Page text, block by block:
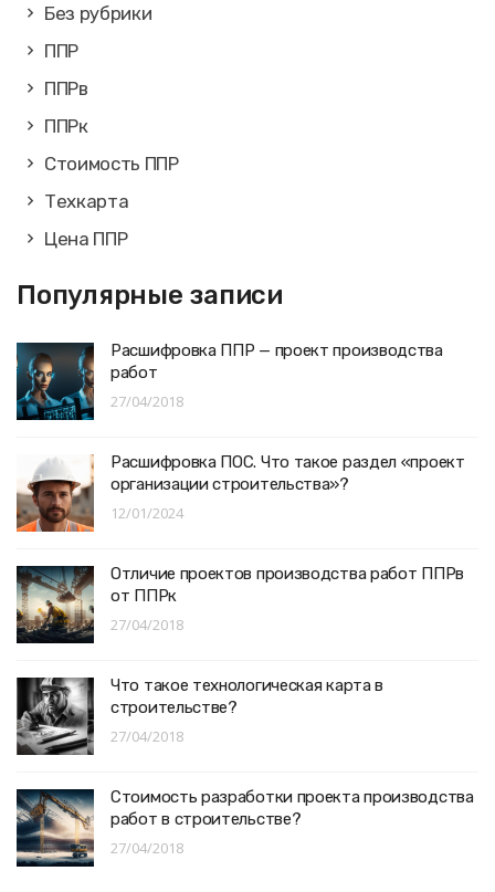
Без рубрики
ППР
ППРв
ППРк
Стоимость ППР
Техкарта
Цена ППР
Популярные записи
Расшифровка ППР — проект производства
работ
27/04/2018
Расшифровка ПОС. Что такое раздел «проект
организации строительства»?
12/01/2024
Отличие проектов производства работ ППРв
от ППРк
27/04/2018
Что такое технологическая карта в
строительстве?
27/04/2018
Стоимость разработки проекта производства
работ в строительстве?
27/04/2018